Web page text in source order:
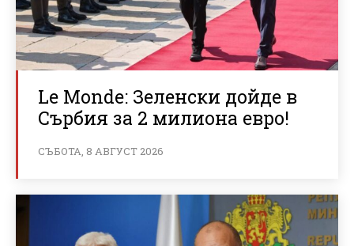
Le Monde: Зеленски дойде в
Сърбия за 2 милиона евро!
СЪБОТА, 8 АВГУСТ 2026